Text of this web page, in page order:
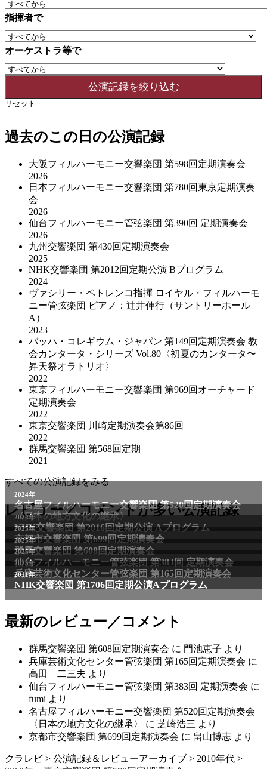
指揮者で
オーケストラ等で
リセット
過去のこの日の公演記録
大阪フィルハーモニー交響楽団 第598回定期演奏会
2026
日本フィルハーモニー交響楽団 第780回東京定期演奏
会
2026
仙台フィルハーモニー管弦楽団 第390回 定期演奏会
2026
九州交響楽団 第430回定期演奏会
2025
NHK交響楽団 第2012回定期公演 Bプログラム
2024
ヴァシリー・ペトレンコ指揮 ロイヤル・フィルハーモ
ニー管弦楽団 ピアノ：辻井伸行（サントリーホール
A）
2023
バッハ・コレギウム・ジャパン 第149回定期演奏会 教
会カンタータ・シリーズ Vol.80〈初夏のカンタータ〜
昇天祭オラトリオ〉
2022
東京フィルハーモニー交響楽団 第969回オーチャード
定期演奏会
2022
東京交響楽団 川崎定期演奏会第86回
2022
群馬交響楽団 第568回定期
2021
すべての公演記録をみる
レビュー／コメントが多い公演記録
2024年
名古屋フィルハーモニー交響楽団 第520回定期演奏会
〈日本の地方文化の継承〉
2024年
NHK交響楽団 第2016回定期公演 Aプログラム
2025年
京都市交響楽団 第699回定期演奏会
2025年
群馬交響楽団 第608回定期演奏会
2025年
仙台フィルハーモニー管弦楽団 第383回 定期演奏会
2025年
兵庫芸術文化センター管弦楽団 第165回定期演奏会
2011年
NHK交響楽団 第1706回定期公演Aプログラム
最新のレビュー／コメント
群馬交響楽団 第608回定期演奏会 に 門池恵子 より
兵庫芸術文化センター管弦楽団 第165回定期演奏会 に
高田 二三夫 より
仙台フィルハーモニー管弦楽団 第383回 定期演奏会 に
fumi より
名古屋フィルハーモニー交響楽団 第520回定期演奏会
〈日本の地方文化の継承〉
に 芝崎浩三 より
京都市交響楽団 第699回定期演奏会 に 畠山博志 より
クラレビ > 公演記録＆レビューアーカイブ > 2010年代 >